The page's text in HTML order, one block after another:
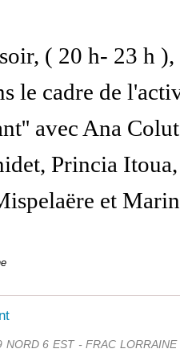
( 20 h- 23 h ),
le cadre de
avec Ana
Princia
et
NORD 6 EST - FRAC